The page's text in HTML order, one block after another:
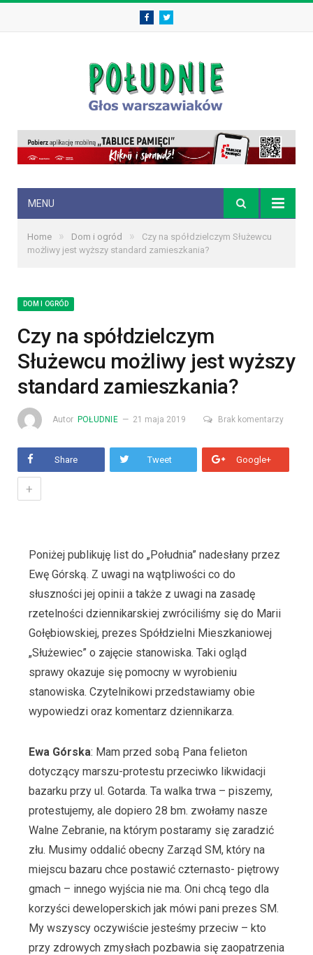
FacebookTwitter
MENU
Home » Dom i ogród »
Czy na spółdzielczym Służewcu
możliwy jest wyższy standard zamieszkania?
DOM I OGRÓD
Czy na spółdzielczym
Służewcu możliwy jest wyższy
standard zamieszkania?
Autor POŁUDNIE 21 maja 2019 Brak komentarzy
Share Tweet Google+
+
Poniżej publikuję list do „Południa” nadesłany przez
Ewę Górską. Z uwagi na wątpliwości co do
słuszności jej opinii a także z uwagi na zasadę
rzetelności dziennikarskiej zwróciliśmy się do Marii
Gołębiowskiej, prezes Spółdzielni Mieszkaniowej
„Służewiec” o zajęcie stanowiska. Taki ogląd
sprawy okazuje się pomocny w wyrobieniu
stanowiska. Czytelnikowi przedstawiamy obie
wypowiedzi oraz komentarz dziennikarza.
Ewa Górska: Mam przed sobą Pana felieton
dotyczący marszu-protestu przeciwko likwidacji
bazarku przy ul. Gotarda. Ta walka trwa – piszemy,
protestujemy, ale dopiero 28 bm. zwołamy nasze
Walne Zebranie, na którym postaramy się zaradzić
złu. Musimy oddalić obecny Zarząd SM, który na
miejscu bazaru chce postawić czternasto- piętrowy
gmach – innego wyjścia nie ma. Oni chcą tego dla
korzyści deweloperskich jak mówi pani prezes SM.
My wszyscy oczywiście jesteśmy przeciw – kto
przy zdrowych zmysłach pozbawia się zaopatrzenia